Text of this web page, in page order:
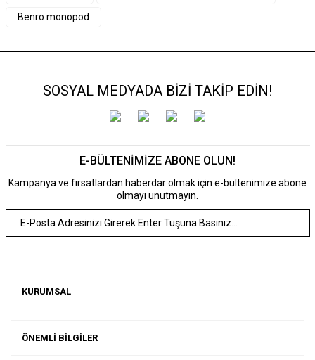
Benro monopod
SOSYAL MEDYADA BİZİ TAKİP EDİN!
E-BÜLTENİMİZE ABONE OLUN!
Kampanya ve fırsatlardan haberdar olmak için e-bültenimize abone
olmayı unutmayın.
KURUMSAL
ÖNEMLİ BİLGİLER